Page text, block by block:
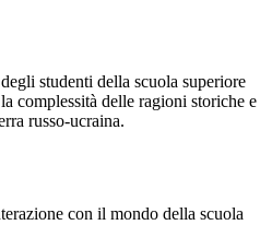
studenti della scuola superiore
complessità delle ragioni storiche e
russo-ucraina.
con il mondo della scuola